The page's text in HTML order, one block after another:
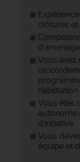
clôtures
Vous avez
Vous êtes
autonome
d’initiative
Vous
équipe et